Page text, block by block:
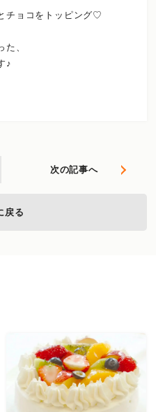
チョコをトッピング♡
、
♪
次の記事へ
戻る